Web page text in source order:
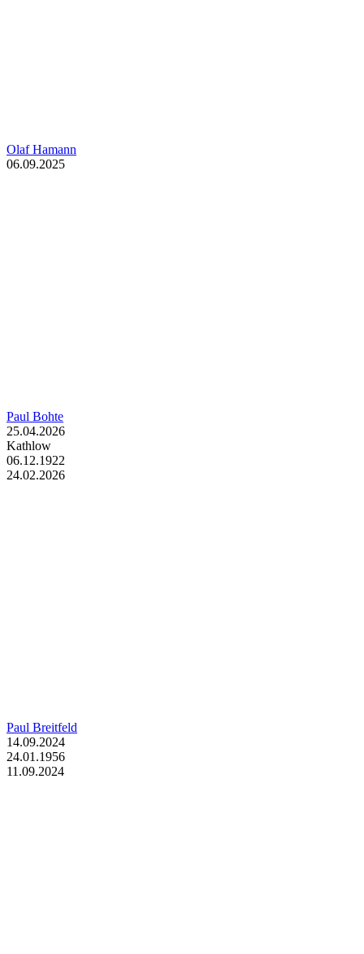
Olaf Hamann
06.09.2025
Paul Bohte
25.04.2026
Kathlow
06.12.1922
24.02.2026
Paul Breitfeld
14.09.2024
24.01.1956
11.09.2024